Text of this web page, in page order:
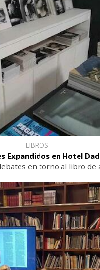
LIBROS
Expandidos en Hotel
en torno al libro de